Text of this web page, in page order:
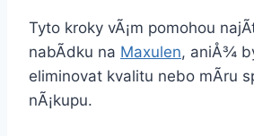
Tyto kroky vÃ¡m pomohou
nabÃ­dku na Maxulen, aniÅ¾
eliminovat kvalitu nebo mÃ­ru
nÃ¡kupu.